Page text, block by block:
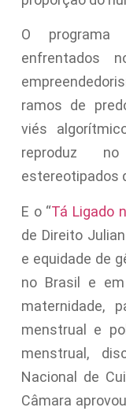
O programa
enfrentados
ramos de
viés
reproduz
estereotipados
E o “Tá Ligado
de Direito
e equidade de
no Brasil e
maternidade,
menstrual e
menstrual,
Nacional de
Câmara